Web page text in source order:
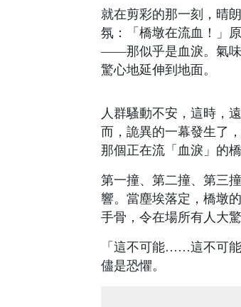
就在剪彩的那一刻，晴
氛：「橋墩在流血！」
——那似乎是血淚。氣味
驚心地延伸到地面。
人群騷動不安，這時，
而，詭異的一幕發生了
那個正在流「血淚」的
第一撞、第二撞、第三
響。當塵埃落定，橋墩
手骨，令在場所有人大驚
「這不可能……這不可
儘是恐懼。